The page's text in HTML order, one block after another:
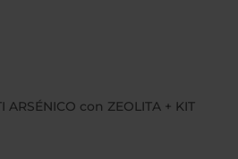
ARSÉNICO con ZEOLITA + KIT